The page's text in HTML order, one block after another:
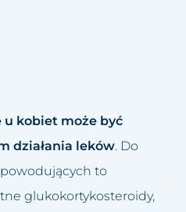
u kobiet może być
działania leków. Do
to
glukokortykosteroidy,